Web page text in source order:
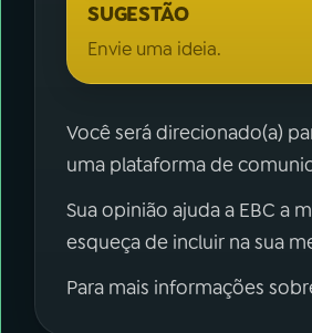
SUGESTÃO
Envie uma ideia.
Você será direcionado(a)
uma plataforma de
Sua opinião ajuda a EBC a
esqueça de incluir na sua
Para mais informações